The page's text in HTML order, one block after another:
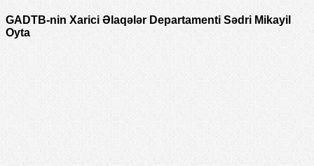
GADTB-nin Xarici Əlaqələr Departamenti Sədri Mikayil
Oyta